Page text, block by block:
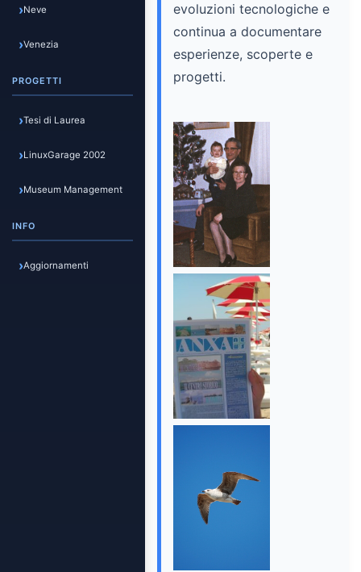
Neve
Venezia
PROGETTI
Tesi di Laurea
LinuxGarage 2002
Museum Management
INFO
Aggiornamenti
evoluzioni tecnologiche e
continua a documentare
esperienze, scoperte e
progetti.